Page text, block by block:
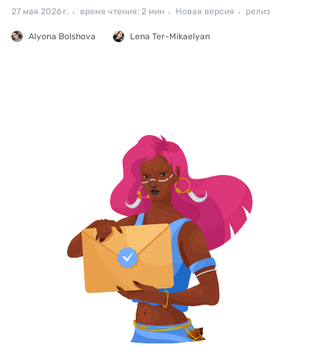
27 мая 2026 г. время чтения: 2 мин Новая версия релиз
Alyona Bolshova Lena Ter-Mikaelyan